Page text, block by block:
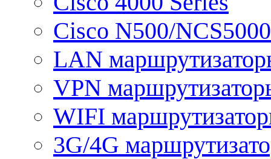
Cisco N500/
LAN
VPN
WIFI
3G/4G